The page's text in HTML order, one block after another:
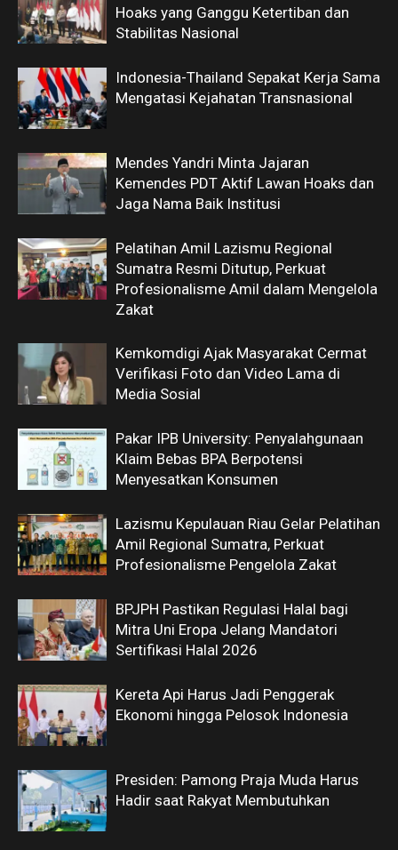
Hoaks yang Ganggu Ketertiban dan
Stabilitas Nasional
Indonesia-Thailand Sepakat Kerja Sama
Mengatasi Kejahatan Transnasional
Mendes Yandri Minta Jajaran
Kemendes PDT Aktif Lawan Hoaks dan
Jaga Nama Baik Institusi
Pelatihan Amil Lazismu Regional
Sumatra Resmi Ditutup, Perkuat
Profesionalisme Amil dalam Mengelola
Zakat
Kemkomdigi Ajak Masyarakat Cermat
Verifikasi Foto dan Video Lama di
Media Sosial
Pakar IPB University: Penyalahgunaan
Klaim Bebas BPA Berpotensi
Menyesatkan Konsumen
Lazismu Kepulauan Riau Gelar Pelatihan
Amil Regional Sumatra, Perkuat
Profesionalisme Pengelola Zakat
BPJPH Pastikan Regulasi Halal bagi
Mitra Uni Eropa Jelang Mandatori
Sertifikasi Halal 2026
Kereta Api Harus Jadi Penggerak
Ekonomi hingga Pelosok Indonesia
Presiden: Pamong Praja Muda Harus
Hadir saat Rakyat Membutuhkan